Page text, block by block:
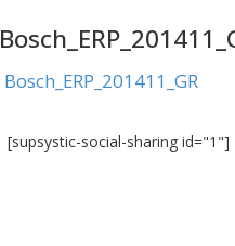
Bosch_ERP_201411_GR
[supsystic-social-sharing id="1"]